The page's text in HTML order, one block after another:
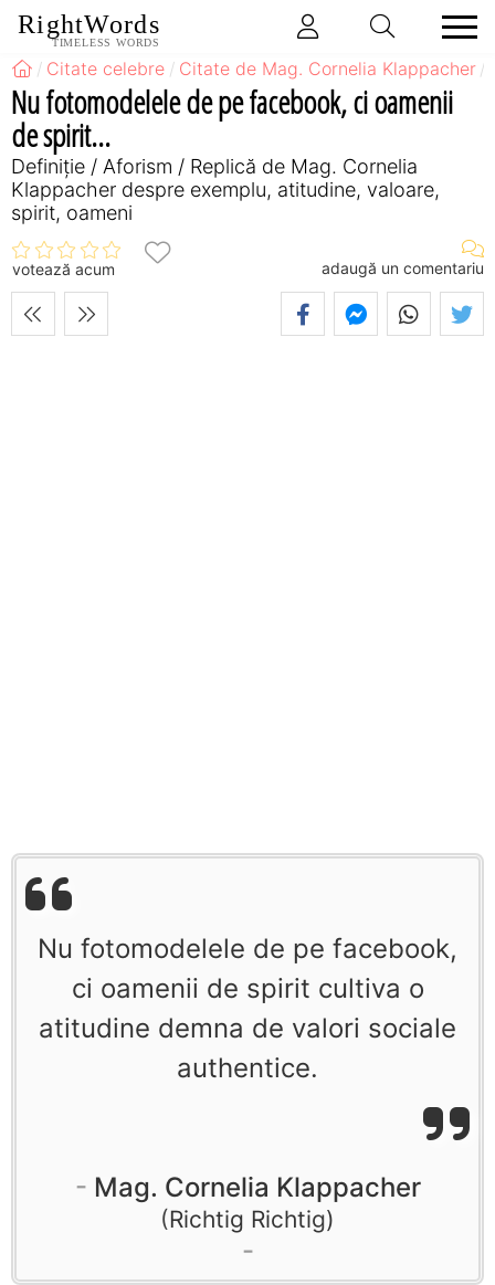
RightWords
TIMELESS WORDS
Citate celebre Citate de Mag. Cornelia Klappacher
Nu fotomodelele de pe facebook, ci oamenii
de spirit...
Definiţie / Aforism / Replică de Mag. Cornelia
Klappacher despre exemplu, atitudine, valoare,
spirit, oameni
votează acum adaugă un comentariu
Nu fotomodelele de pe facebook,
ci oamenii de spirit cultiva o
atitudine demna de valori sociale
authentice.
Mag. Cornelia Klappacher
Richtig Richtig